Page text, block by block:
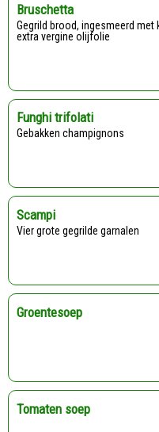
Bruschetta
gegrild brood, ingesmeerd met knoflook en besprenkeld met
extra vergine olijfolie
Funghi trifolati
Gebakken champignons
Scampi
Vier grote gegrilde garnalen
Groentesoep
Tomaten soep